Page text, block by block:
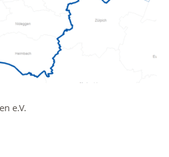
e.V.